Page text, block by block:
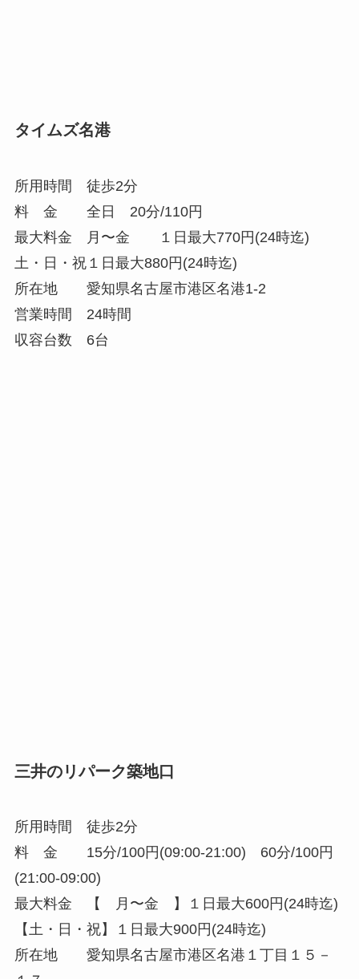
タイムズ名港
所用時間 徒歩2分
料 金 全日 20分/110円
最大料金 月〜金 １日最大770円(24時迄)
土・日・祝１日最大880円(24時迄)
所在地 愛知県名古屋市港区名港1-2
営業時間 24時間
収容台数 6台
三井のリパーク築地口
所用時間 徒歩2分
料 金 15分/100円(09:00-21:00) 60分/100円
(21:00-09:00)
最大料金 【 月〜金 】１日最大600円(24時迄)
【土・日・祝】１日最大900円(24時迄)
所在地 愛知県名古屋市港区名港１丁目１５－